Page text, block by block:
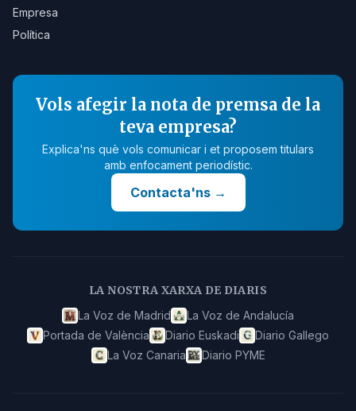
Empresa
Política
Vols afegir la nota de premsa de la
teva empresa?
Explica'ns què vols comunicar i et proposem titulars
amb enfocament periodístic.
Contacta'ns→
LA NOSTRA XARXA DE DIARIS
La Voz de Madrid
La Voz de Andalucía
Portada de València
Diario Euskadi
Diario Gallego
La Voz Canaria
Diario PYME